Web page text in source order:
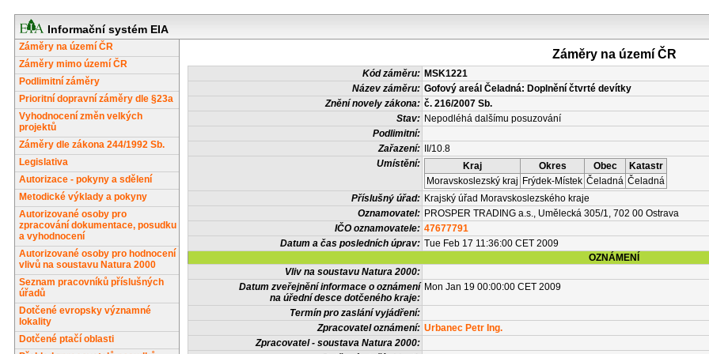
Informační systém EIA
Záměry na území ČR
Záměry mimo území ČR
Podlimitní záměry
Prioritní dopravní záměry dle §23a
Vyhodnocení změn velkých
projektů
Záměry dle zákona 244/1992 Sb.
Legislativa
Autorizace - pokyny a sdělení
Metodické výklady a pokyny
Autorizované osoby pro
zpracování dokumentace, posudku
a vyhodnocení
Autorizované osoby pro hodnocení
vlivů na soustavu Natura 2000
Seznam pracovníků příslušných
úřadů
Dotčené evropsky významné
lokality
Dotčené ptačí oblasti
Záměry na území ČR
Kód záměru: MSK1221
Název záměru: Gofový areál Čeladná: Doplnění čtvrté devítky
Znění novely zákona: č. 216/2007 Sb.
Stav: Nepodléhá dalšímu posuzování
Podlimitní:
Zařazení:
II/10.8
Umístění:
Kraj Okres Obec
Katastr
Moravskoslezský kraj Frýdek-Místek Čeladná Čeladná
Příslušný úřad: Krajský úřad Moravskoslezského kraje
Oznamovatel: PROSPER TRADING a.s., Umělecká 305/1, 702 00 Ostrava
IČO oznamovatele: 47677791
Datum a čas posledních úprav: Tue Feb 17 11:36:00 CET 2009
OZNÁMENÍ
Vliv na soustavu Natura 2000:
Datum zveřejnění informace o oznámení
na úřední desce dotčeného kraje:
Mon Jan 19 00:00:00 CET 2009
Termín pro zaslání vyjádření:
Zpracovatel oznámení: Urbanec Petr Ing.
Zpracovatel - soustava Natura 2000: